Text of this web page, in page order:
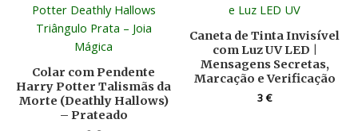
Colar com Pendente
Harry Potter Talismãs da
Morte (Deathly Hallows)
– Prateado
Caneta de Tinta Invisível
com Luz UV LED |
Mensagens Secretas,
Marcação e Verificação
3€